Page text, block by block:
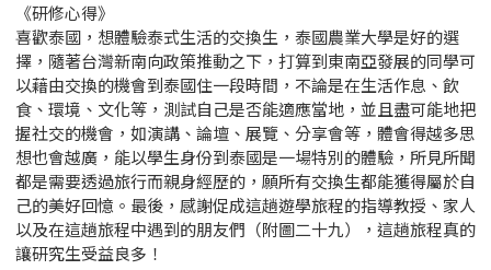
《研修心得》
喜歡泰國，想體驗泰式生活的交換生，泰國農業大學是好的選
擇，隨著台灣新南向政策推動之下，打算到東南亞發展的同學可
以藉由交換的機會到泰國住一段時間，不論是在生活作息、飲
食、環境、文化等，測試自己是否能適應當地，並且盡可能地把
握社交的機會，如演講、論壇、展覽、分享會等，體會得越多思
想也會越廣，能以學生身份到泰國是一場特別的體驗，所見所聞
都是需要透過旅行而親身經歷的，願所有交換生都能獲得屬於自
己的美好回憶。最後，感謝促成這趟遊學旅程的指導教授、家人
以及在這趟旅程中遇到的朋友們（附圖二十九），這趟旅程真的
讓研究生受益良多！